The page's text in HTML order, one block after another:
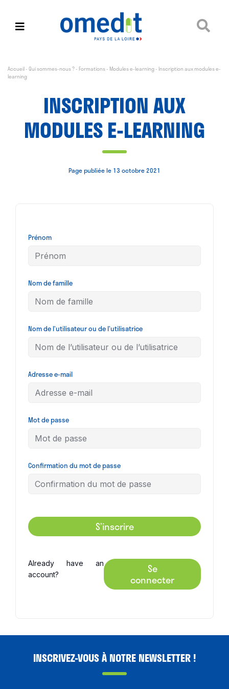
Accueil-Qui sommes-nous ?- Formations- Modules e-learning- Inscription aux modules e-
learning
INSCRIPTION AUX
MODULES E-LEARNING
Page publiée le 13 octobre 2021
Prénom
Nom de famille
Nom de l’utilisateur ou de l’utilisatrice
Adresse e-mail
Mot de passe
Confirmation du mot de passe
S’inscrire
Already have an
account?
Se
connecter
INSCRIVEZ-VOUS À NOTRE NEWSLETTER !